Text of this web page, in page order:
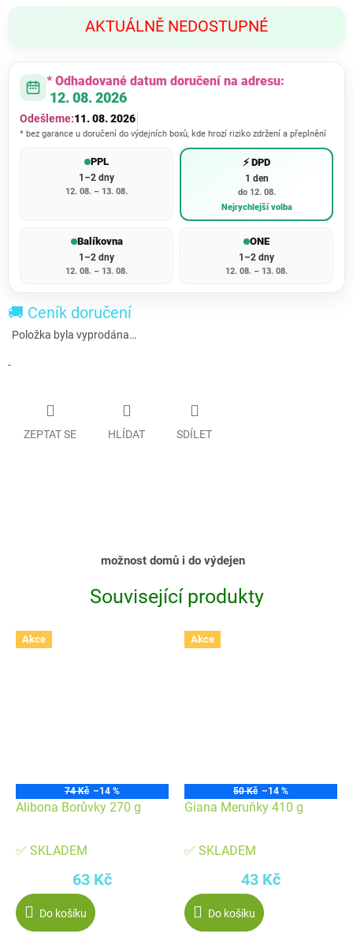
cena:
AKTUÁLNĚ NEDOSTUPNÉ
* Odhadované datum doručení na adresu:
12. 08. 2026
Odešleme:11. 08. 2026
* bez garance u doručení do výdejních boxů, kde hrozí riziko zdržení a přeplnění
PPL
1–2 dny
12. 08. – 13. 08.
⚡ DPD
1 den
do 12. 08.
Nejrychlejší volba
Balíkovna
1–2 dny
12. 08. – 13. 08.
ONE
1–2 dny
12. 08. – 13. 08.
🚚 Ceník doručení
Položka byla vyprodána…
-
ZEPTAT SE HLÍDAT SDÍLET
možnost domů i do výdejen
Související produkty
Akce
74 Kč –14 %
Alibona Borůvky 270 g
✅ SKLADEM
63 Kč
Do košíku
Akce
50 Kč –14 %
Giana Meruňky 410 g
✅ SKLADEM
43 Kč
Do košíku